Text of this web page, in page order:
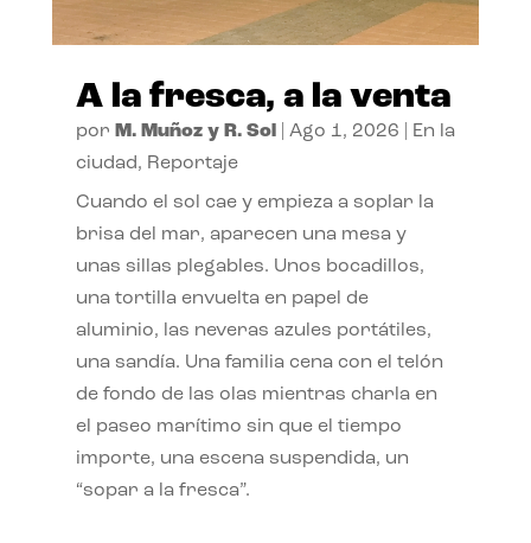
A la fresca, a la venta
por M. Muñoz y R. Sol| Ago 1, 2026
En la
ciudad, Reportaje
Cuando el sol cae y empieza a soplar la
brisa del mar, aparecen una mesa y
unas sillas plegables. Unos bocadillos,
una tortilla envuelta en papel de
aluminio, las neveras azules portátiles,
una sandía. Una familia cena con el telón
de fondo de las olas mientras charla en
el paseo marítimo sin que el tiempo
importe, una escena suspendida, un
“sopar a la fresca”.